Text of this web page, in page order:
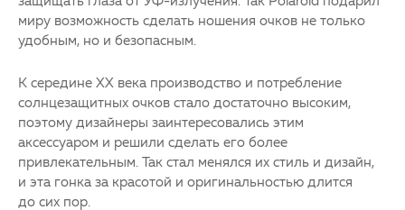
миру возможность сделать ношения очков не только
удобным, но и безопасным.
К середине ХХ века производство и потребление
солнцезащитных очков стало достаточно высоким,
поэтому дизайнеры заинтересовались этим
аксессуаром и решили сделать его более
привлекательным. Так стал менялся их стиль и дизайн,
и эта гонка за красотой и оригинальностью длится
до сих пор.